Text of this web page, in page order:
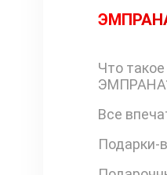
Что
Все
Подарки-